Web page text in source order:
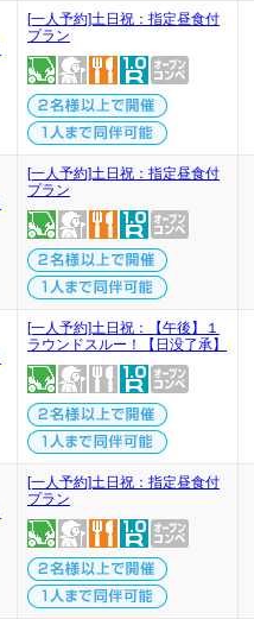
[一人予約]土日祝：指定昼食付
プラン
[一人予約]土日祝：指定昼食付
プラン
[一人予約]土日祝：【午後】１
ラウンドスルー！【日没了承】
[一人予約]土日祝：指定昼食付
プラン